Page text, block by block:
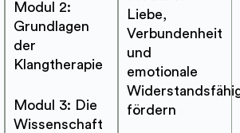
Modul 2:
Grundlagen
der
Klangtherapie
Modul 3: Die
Wissenschaft
Liebe,
Verbundenheit
und
emotionale
fördern